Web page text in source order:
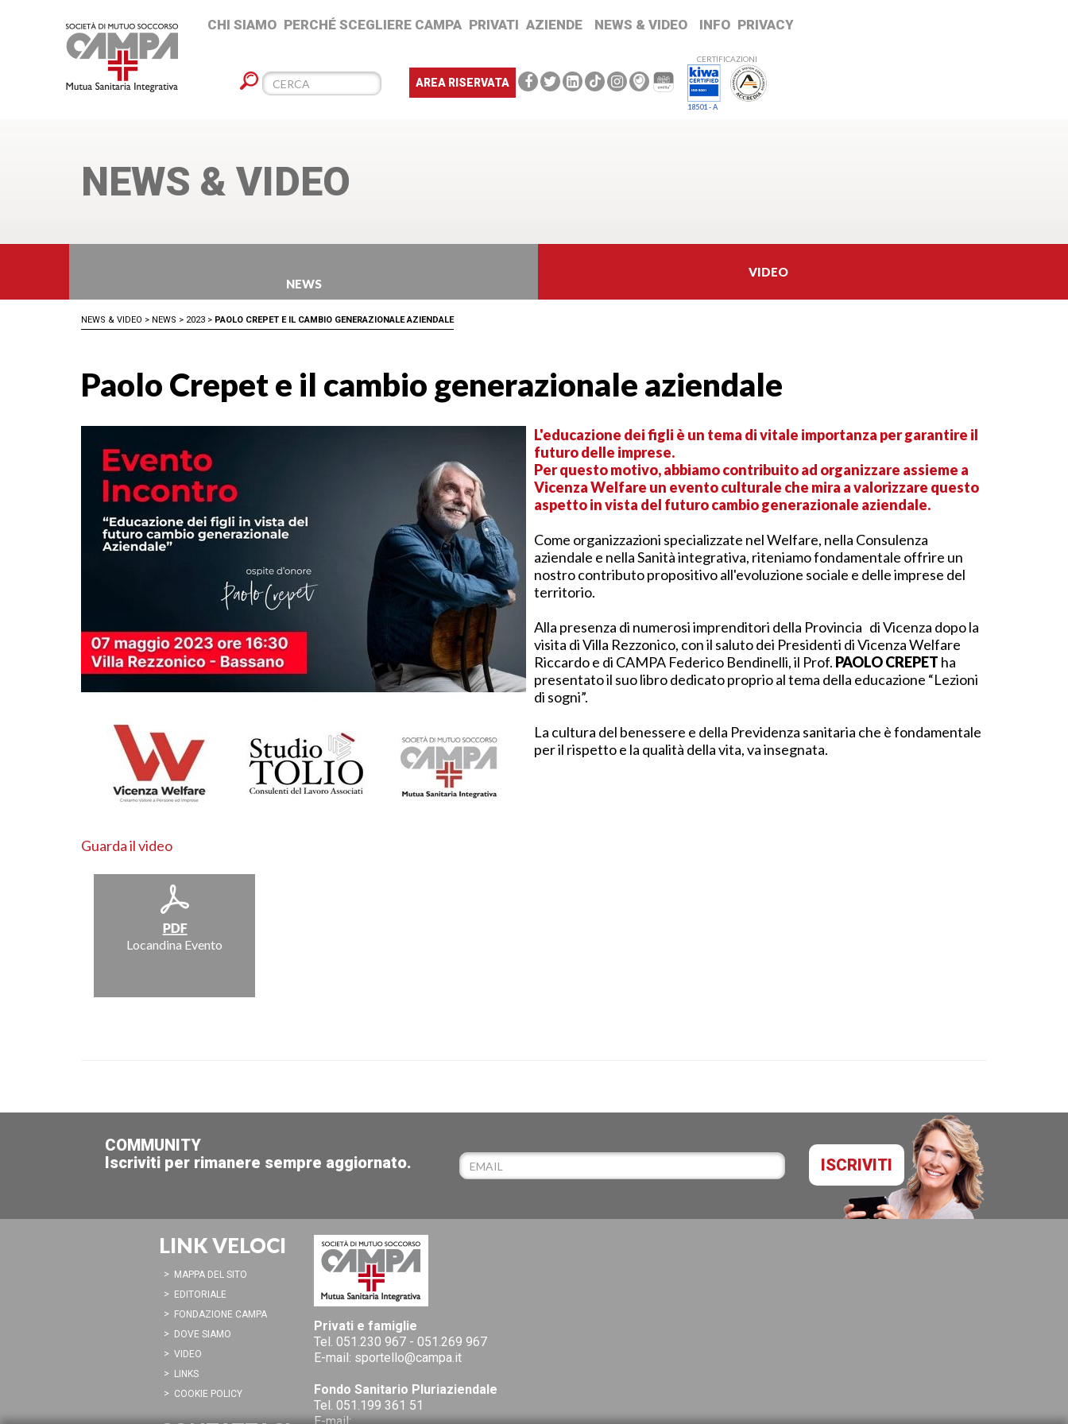
CHI SIAMO PERCHÉ SCEGLIERE CAMPA PRIVATI AZIENDE NEWS & VIDEO INFO PRIVACY
AREA RISERVATA
CERTIFICAZIONI
18501 - A
NEWS & VIDEO
NEWS
VIDEO
NEWS & VIDEO > NEWS > 2023 > PAOLO CREPET E IL CAMBIO GENERAZIONALE AZIENDALE
Paolo Crepet e il cambio generazionale aziendale
L'educazione dei figli è un tema di vitale importanza per garantire il
futuro delle imprese.
Per questo motivo, abbiamo contribuito ad organizzare assieme a
Vicenza Welfare un evento culturale che mira a valorizzare questo
aspetto in vista del futuro cambio generazionale aziendale.
Come organizzazioni specializzate nel Welfare, nella Consulenza
aziendale e nella Sanità integrativa, riteniamo fondamentale offrire un
nostro contributo propositivo all'evoluzione sociale e delle imprese del
territorio.
Alla presenza di numerosi imprenditori della Provincia di Vicenza dopo la
visita di Villa Rezzonico, con il saluto dei Presidenti di Vicenza Welfare
Riccardo e di CAMPA Federico Bendinelli, il Prof. PAOLO CREPET ha
presentato il suo libro dedicato proprio al tema della educazione “Lezioni
di sogni”.
La cultura del benessere e della Previdenza sanitaria che è fondamentale
per il rispetto e la qualità della vita, va insegnata.
Guarda il video
Locandina Evento
COMMUNITY
Iscriviti per rimanere sempre aggiornato.
LINK VELOCI
MAPPA DEL SITO
EDITORIALE
FONDAZIONE CAMPA
DOVE SIAMO
VIDEO
LINKS
COOKIE POLICY
Privati e famiglie
Tel. 051.230 967- 051.269 967
E-mail: sportello@campa.it
Fondo Sanitario Pluriaziendale
Tel. 051.199 361 51